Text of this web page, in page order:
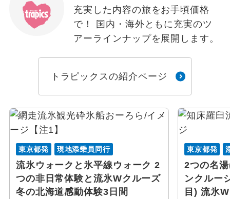
充実した内容の旅をお手頃価格
で！ 国内・海外ともに充実のツ
アーラインナップを展開します。
トラピックスの紹介ページ
東京都発 現地添乗員同行
流氷ウォークと氷平線ウォーク 2
つの非日常体験と流氷Wクルーズ
冬の北海道感動体験3日間
東京都発
2つの名
ンクルー
目) 流氷